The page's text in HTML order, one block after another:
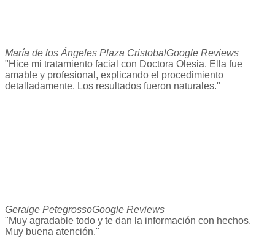
María de los Ángeles Plaza CristobalGoogle Reviews
"Hice mi tratamiento facial con Doctora Olesia. Ella fue
amable y profesional, explicando el procedimiento
detalladamente. Los resultados fueron naturales."
Geraige PetegrossoGoogle Reviews
"Muy agradable todo y te dan la información con hechos.
Muy buena atención."